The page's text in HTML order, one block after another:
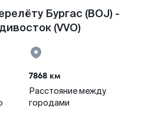
Бургас (BOJ) -
(VVO)
7868 км
Расстояние между
городами